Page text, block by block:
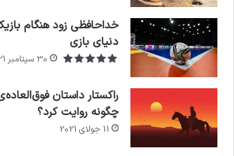
خداحافظی زود هنگام
دنیای بازی
30 سپتامبر 2021
راکستار داستان
چگونه روایت کرد؟
11 جولای 2021